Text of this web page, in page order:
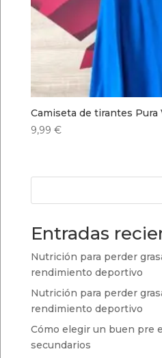
Camiseta de tirantes Pura
9,99 €
Entradas
Nutrición para perder
rendimiento deportivo
Nutrición para perder
rendimiento deportivo
Cómo elegir un buen pre
secundarios